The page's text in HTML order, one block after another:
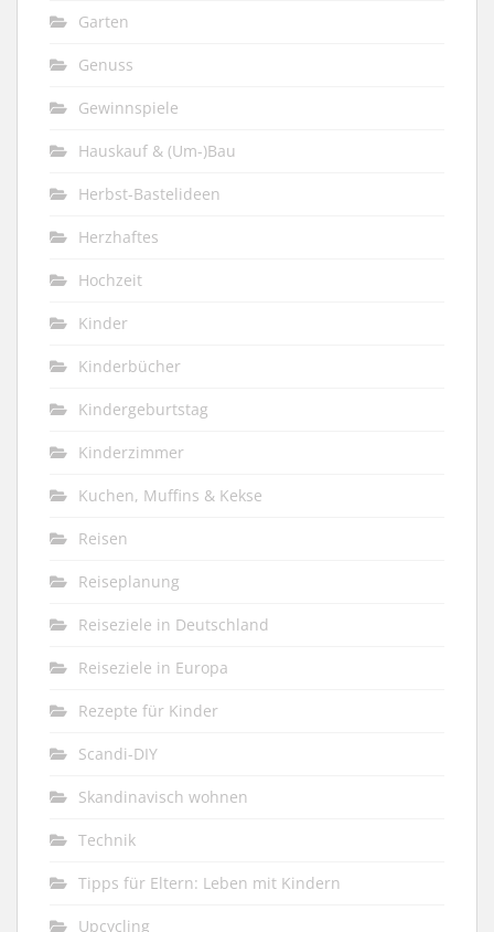
Garten
Genuss
Gewinnspiele
Hauskauf & (Um-)Bau
Herbst-Bastelideen
Herzhaftes
Hochzeit
Kinder
Kinderbücher
Kindergeburtstag
Kinderzimmer
Kuchen, Muffins & Kekse
Reisen
Reiseplanung
Reiseziele in Deutschland
Reiseziele in Europa
Rezepte für Kinder
Scandi-DIY
Skandinavisch wohnen
Technik
Tipps für Eltern: Leben mit Kindern
Upcycling